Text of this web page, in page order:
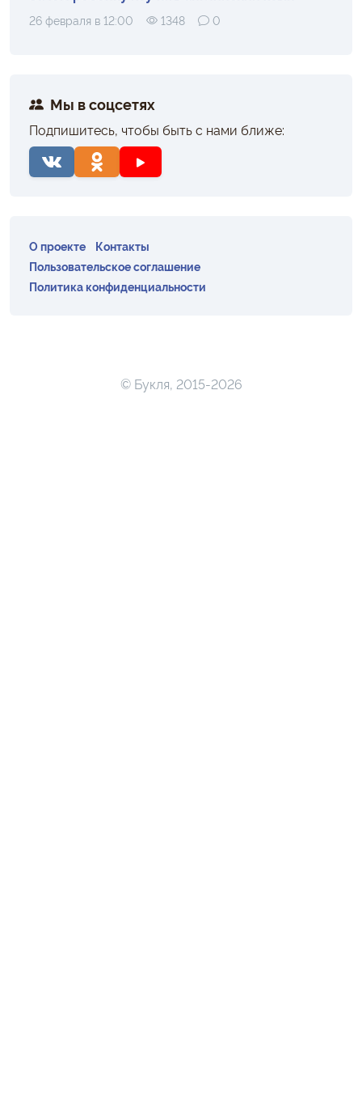
26 февраля в 12:00 1348 0
Мы в соцсетях
Подпишитесь, чтобы быть с нами ближе:
О проекте
Контакты
Пользовательское соглашение
Политика конфиденциальности
© Букля, 2015-2026